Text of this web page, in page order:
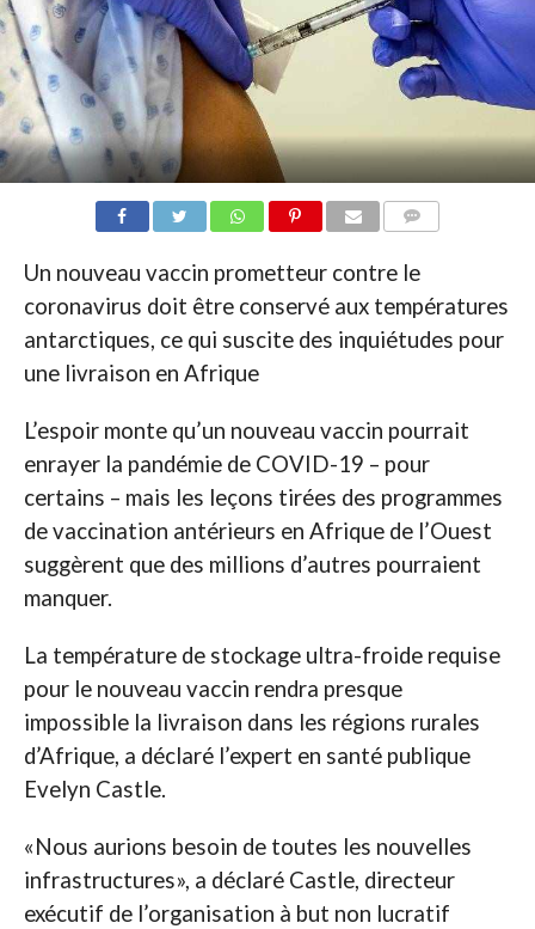
Un nouveau vaccin prometteur contre le
coronavirus doit être conservé aux températures
antarctiques, ce qui suscite des inquiétudes pour
une livraison en Afrique
L’espoir monte qu’un nouveau vaccin pourrait
enrayer la pandémie de COVID-19 – pour
certains – mais les leçons tirées des programmes
de vaccination antérieurs en Afrique de l’Ouest
suggèrent que des millions d’autres pourraient
manquer.
La température de stockage ultra-froide requise
pour le nouveau vaccin rendra presque
impossible la livraison dans les régions rurales
d’Afrique, a déclaré l’expert en santé publique
Evelyn Castle.
«Nous aurions besoin de toutes les nouvelles
infrastructures», a déclaré Castle, directeur
exécutif de l’organisation à but non lucratif